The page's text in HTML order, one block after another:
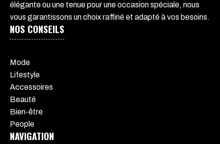
élégante ou une tenue pour une occasion spéciale, nous
vous garantissons un choix raffiné et adapté à vos besoins.
NOS CONSEILS
Mode
Lifestyle
Accessoires
Beauté
Bien-être
People
NAVIGATION